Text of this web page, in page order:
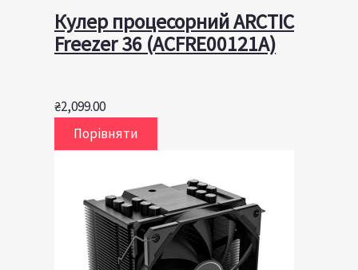
Кулер процесорний ARCTIC
Freezer 36 (ACFRE00121A)
₴2,099.00
Порівняти